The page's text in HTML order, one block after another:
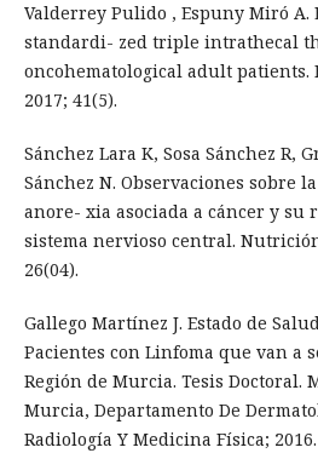
Valderrey Pulido , Espuny Miró A.
standardi- zed triple intrathecal
oncohematological adult patients.
2017; 41(5).
Sánchez Lara K, Sosa Sánchez R,
Sánchez N. Observaciones sobre
anore- xia asociada a cáncer y su
sistema nervioso central.
26(04).
Gallego Martínez J. Estado de
Pacientes con Linfoma que van a
Región de Murcia. Tesis Doctoral.
Murcia, Departamento De
Radiología Y Medicina Física; 2016.